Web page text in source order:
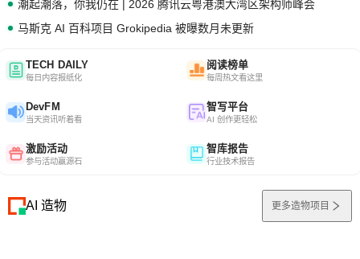
潮起潮落，你我仍在 | 2026 腾讯云粤港澳大湾区架构师峰会
马斯克 AI 百科项目 Grokipedia 被曝数月未更新
TECH DAILY
每日内容报纸化
阅读榜单
每周热文看这里
DevFM
当天资讯听着看
智写平台
AI 创作更轻松
激励活动
参与活动赢源石
智库报告
行业技术报告
AI 造物 更多造物项目